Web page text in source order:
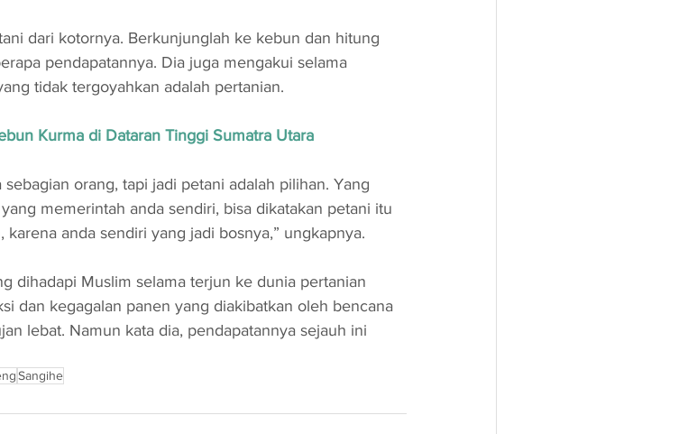
dari kotornya. Berkunjunglah ke kebun dan hitung
pendapatannya. Dia juga mengakui selama
tidak tergoyahkan adalah pertanian.
Kurma di Dataran Tinggi Sumatra Utara
orang, tapi jadi petani adalah pilihan. Yang
memerintah anda sendiri, bisa dikatakan petani itu
karena anda sendiri yang jadi bosnya,” ungkapnya.
dihadapi Muslim selama terjun ke dunia pertanian
dan kegagalan panen yang diakibatkan oleh bencana
lebat. Namun kata dia, pendapatannya sejauh ini
Sangihe